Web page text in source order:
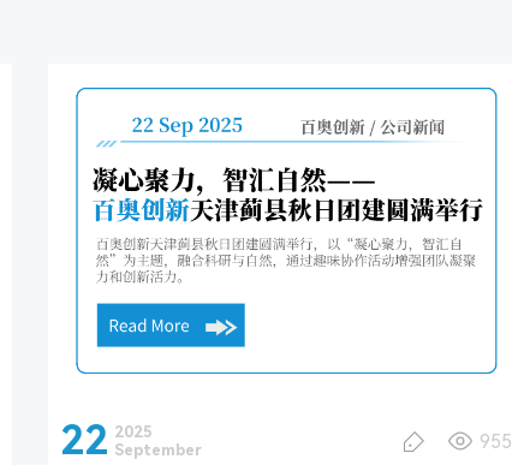
22 2025
September
955